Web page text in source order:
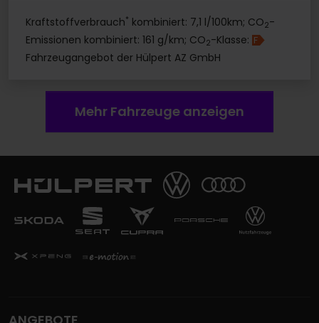
Kraftstoffverbrauch* kombiniert: 7,1 l/100km; CO2-
Emissionen kombiniert: 161 g/km; CO2-Klasse: F
Fahrzeugangebot der Hülpert AZ GmbH
Mehr Fahrzeuge anzeigen